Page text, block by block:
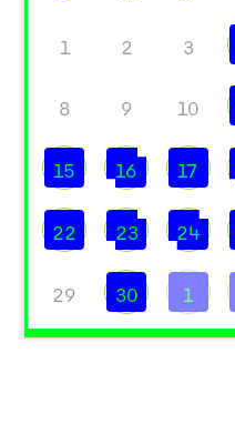
1 2 3
8 9 10
15 16 17
22 23 24
29 30 1